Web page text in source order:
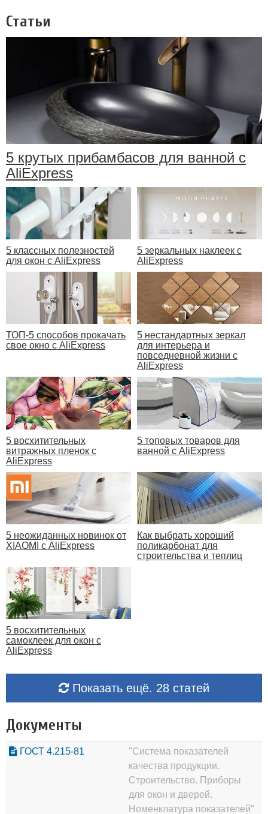
Статьи
5 крутых прибамбасов для ванной с
AliExpress
5 классных полезностей
для окон с AliExpress
5 зеркальных наклеек с
AliExpress
ТОП-5 способов прокачать
свое окно с AliExpress
5 нестандартных зеркал
для интерьера и
повседневной жизни с
AliExpress
5 восхитительных
витражных пленок с
AliExpress
5 топовых товаров для
ванной с AliExpress
5 неожиданных новинок от
XIAOMI с AliExpress
Как выбрать хороший
поликарбонат для
строительства и теплиц
5 восхитительных
самоклеек для окон с
AliExpress
Показать ещё. 28 статей
Документы
ГОСТ 4.215-81
"Система показателей
качества продукции.
Строительство. Приборы
для окон и дверей.
Номенклатура показателей"